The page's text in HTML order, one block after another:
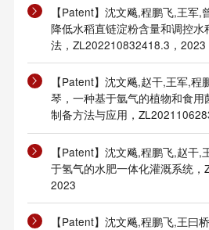
【Patent】沈文飚,程鹏飞,王军,
降低水稻直链淀粉含量和调控水
法，ZL202210832418.3，2023
【Patent】沈文飚,赵干,王军,
琴，一种基于氩气的植物和食
制备方法与应用，
【Patent】沈文飚,程鹏飞,赵干
于氢气的水肥一体化灌溉系统，
2023
【Patent】沈文飚,程鹏飞,王曰